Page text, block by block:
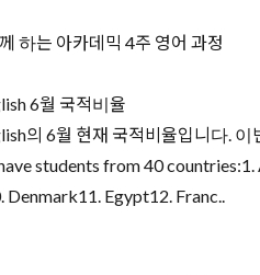
하는 아카데믹 4주 영어 과정
6월 국적비율
의 6월 현재 국적비율입니다.
students from 40
Denmark11. Egypt12. Franc..